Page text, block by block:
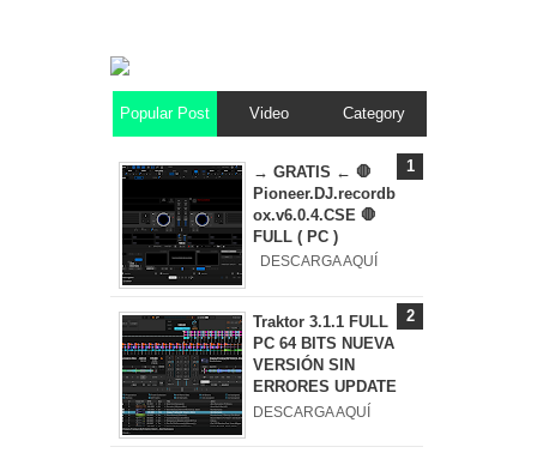
Popular Post Video Category
→ GRATIS ← 🛑
Pioneer.DJ.recordb
ox.v6.0.4.CSE 🛑
FULL ( PC )
DESCARGA AQUÍ
Traktor 3.1.1 FULL
PC 64 BITS NUEVA
VERSIÓN SIN
ERRORES UPDATE
DESCARGA AQUÍ